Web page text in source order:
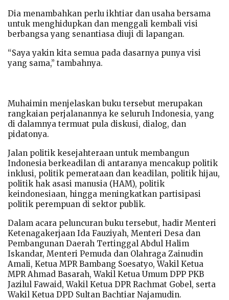
Dia menambahkan perlu ikhtiar dan usaha bersama
untuk menghidupkan dan menggali kembali visi
berbangsa yang senantiasa diuji di lapangan.
“Saya yakin kita semua pada dasarnya punya visi
yang sama,” tambahnya.
Muhaimin menjelaskan buku tersebut merupakan
rangkaian perjalanannya ke seluruh Indonesia, yang
di dalamnya termuat pula diskusi, dialog, dan
pidatonya.
Jalan politik kesejahteraan untuk membangun
Indonesia berkeadilan di antaranya mencakup politik
inklusi, politik pemerataan dan keadilan, politik hijau,
politik hak asasi manusia (HAM), politik
keindonesiaan, hingga meningkatkan partisipasi
politik perempuan di sektor publik.
Dalam acara peluncuran buku tersebut, hadir Menteri
Ketenagakerjaan Ida Fauziyah, Menteri Desa dan
Pembangunan Daerah Tertinggal Abdul Halim
Iskandar, Menteri Pemuda dan Olahraga Zainudin
Amali, Ketua MPR Bambang Soesatyo, Wakil Ketua
MPR Ahmad Basarah, Wakil Ketua Umum DPP PKB
Jazilul Fawaid, Wakil Ketua DPR Rachmat Gobel, serta
Wakil Ketua DPD Sultan Bachtiar Najamudin.